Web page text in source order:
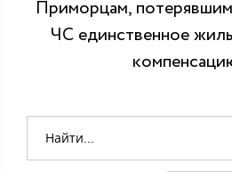
Приморцам, потерявшим
ЧС единственное